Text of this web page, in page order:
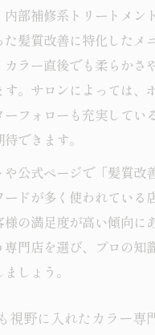
部補修系トリートメン
た髪質改善に特化したメ
ラー直後でも柔らかさ
す。サロンによっては、
ーフォローも充実してい
できます。
や公式ページで「髪質改
ードが多く使われている
様の満足度が高い傾向に
専門店を選び、プロの知
しょう。
視野に入れたカラー専